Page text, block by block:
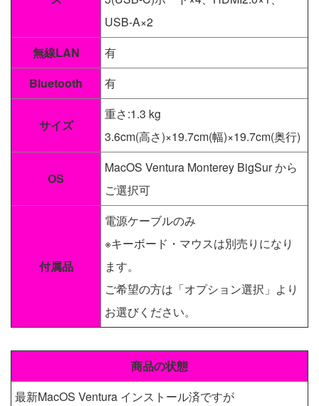
USB-A×2
無線LAN
有
Bluetooth
有
サイズ
重さ:1.3 kg
3.6cm(高さ)×19.7cm(幅)×19.7cm(奥行)
OS
MacOS Ventura Monterey BigSur から
ご選択可
付属品
電源ケーブルのみ
※キーボード・マウスは別売りになり
ます。
ご希望の方は「オプション選択」より
お選びください。
商品の状態
最新MacOS Ventura インストール済ですが